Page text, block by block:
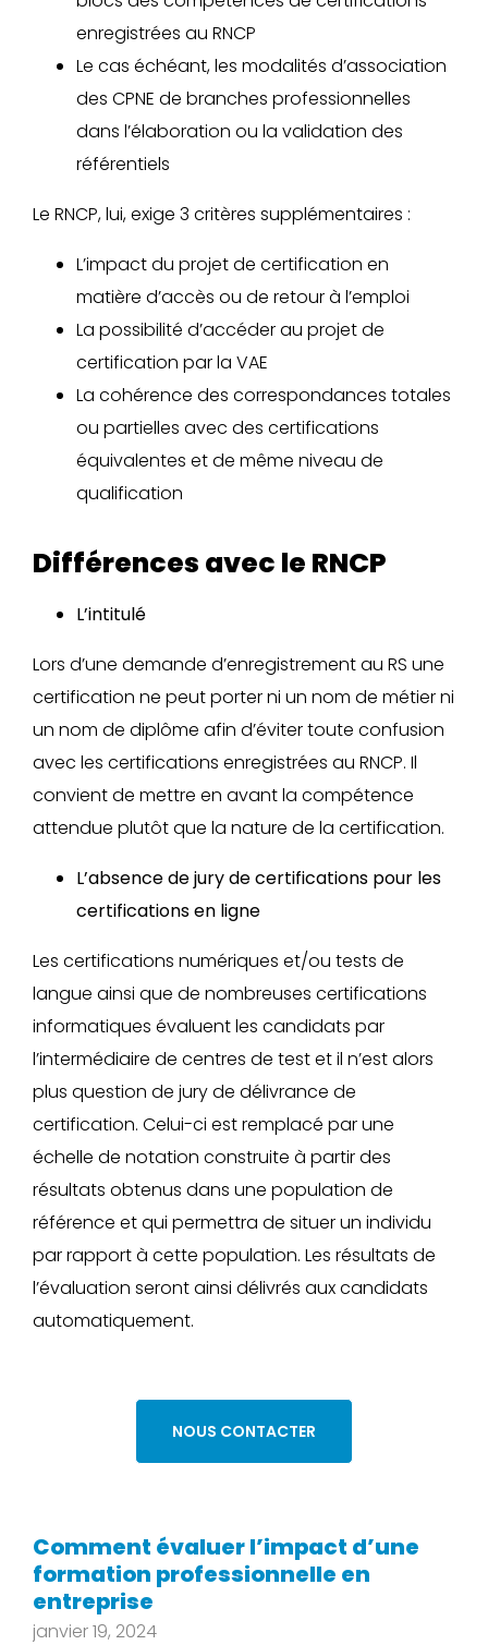
enregistrées au RNCP
Le cas échéant, les modalités d’association
des CPNE de branches professionnelles
dans l’élaboration ou la validation des
référentiels
Le RNCP, lui, exige 3 critères supplémentaires :
L’impact du projet de certification en
matière d’accès ou de retour à l’emploi
La possibilité d’accéder au projet de
certification par la VAE
La cohérence des correspondances totales
ou partielles avec des certifications
équivalentes et de même niveau de
qualification
Différences avec le RNCP
L’intitulé
Lors d’une demande d’enregistrement au RS une
certification ne peut porter ni un nom de métier ni
un nom de diplôme afin d’éviter toute confusion
avec les certifications enregistrées au RNCP. Il
convient de mettre en avant la compétence
attendue plutôt que la nature de la certification.
L’absence de jury de certifications pour les
certifications en ligne
Les certifications numériques et/ou tests de
langue ainsi que de nombreuses certifications
informatiques évaluent les candidats par
l’intermédiaire de centres de test et il n’est alors
plus question de jury de délivrance de
certification. Celui-ci est remplacé par une
échelle de notation construite à partir des
résultats obtenus dans une population de
référence et qui permettra de situer un individu
par rapport à cette population. Les résultats de
l’évaluation seront ainsi délivrés aux candidats
automatiquement.
NOUS CONTACTER
Comment évaluer l’impact d’une
formation professionnelle en
entreprise
janvier 19, 2024